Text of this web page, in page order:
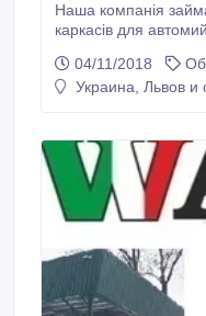
Наша компанія
каркасів для
необхідного
персоналу і все це
04/11/2018
Украина, Львов и